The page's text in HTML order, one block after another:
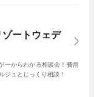
ゾートウェデ
一からわかる相談会！費用
ジュとじっくり相談！